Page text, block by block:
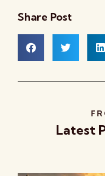
Share Post
Latest